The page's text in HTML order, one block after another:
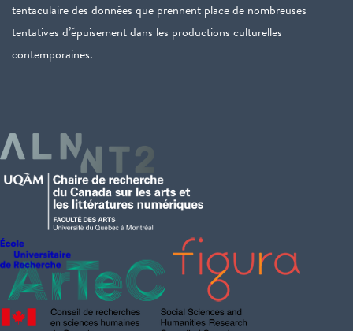
tentaculaire des données que prennent place de nombreuses
tentatives d’épuisement dans les productions culturelles
contemporaines.